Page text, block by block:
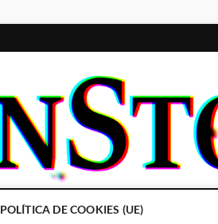
POLÍTICA DE COOKIES (UE)